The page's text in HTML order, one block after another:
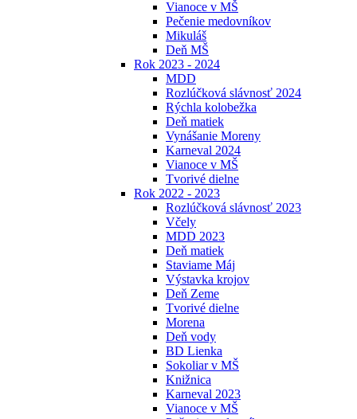
Vianoce v MŠ
Pečenie medovníkov
Mikuláš
Deň MŠ
Rok 2023 - 2024
MDD
Rozlúčková slávnosť 2024
Rýchla kolobežka
Deň matiek
Vynášanie Moreny
Karneval 2024
Vianoce v MŠ
Tvorivé dielne
Rok 2022 - 2023
Rozlúčková slávnosť 2023
Včely
MDD 2023
Deň matiek
Staviame Máj
Výstavka krojov
Deň Zeme
Tvorivé dielne
Morena
Deň vody
BD Lienka
Sokoliar v MŠ
Knižnica
Karneval 2023
Vianoce v MŠ